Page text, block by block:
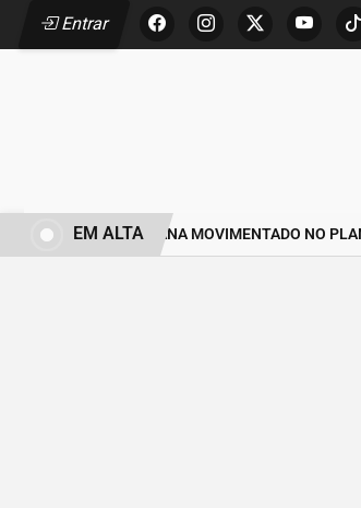
Entrar
FIM DE SEMANA MOVIMENTADO NO
EM ALTA